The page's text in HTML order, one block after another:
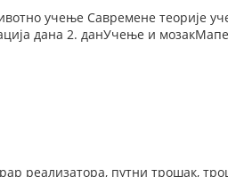
учење Савремене теорије
дана 2. данУчење и
реализатора, путни трошак,